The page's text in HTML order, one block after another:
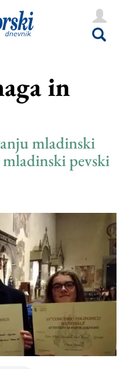
in
mladinski
pevski